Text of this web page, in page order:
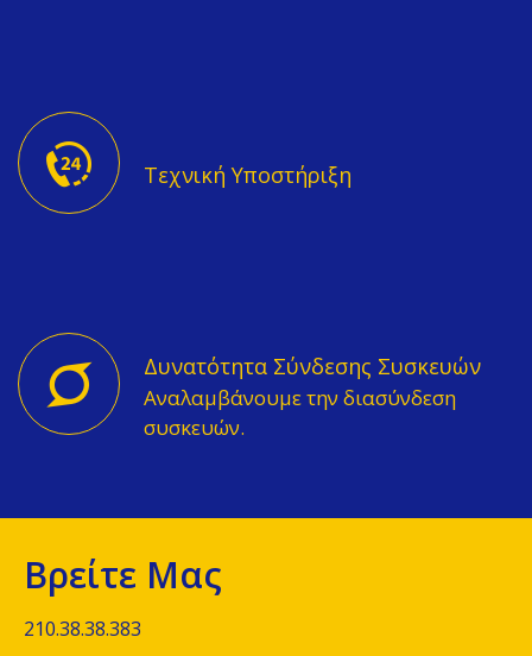
Τεχνική Υποστήριξη
Δυνατότητα Σύνδεσης Συσκευών
Αναλαμβάνουμε την διασύνδεση
συσκευών.
Βρείτε Μας
210.38.38.383